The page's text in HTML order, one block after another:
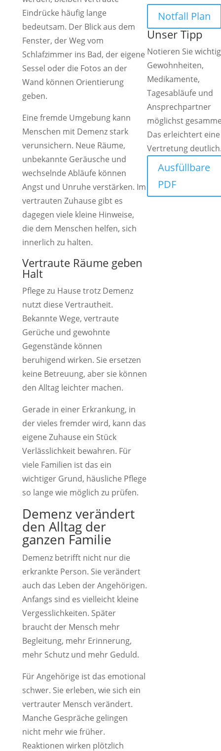
Eindrücke häufig lange
bedeutsam. Der Blick aus dem
Fenster, der Weg vom
Schlafzimmer ins Bad, der eigene
Sessel oder die Fotos an der
Wand können Orientierung
geben.
Eine fremde Umgebung kann
Menschen mit Demenz stark
verunsichern. Neue Räume,
unbekannte Geräusche und
wechselnde Abläufe können
Angst und Unruhe verstärken. Im
vertrauten Zuhause gibt es
dagegen viele kleine Hinweise,
die dem Menschen helfen, sich
innerlich zu halten.
Vertraute Räume geben
Halt
Pflege zu Hause trotz Demenz
nutzt diese Vertrautheit.
Bekannte Wege, vertraute
Gerüche und gewohnte
Gegenstände können
beruhigend wirken. Sie ersetzen
keine Betreuung, aber sie können
den Alltag leichter machen.
Gerade in einer Erkrankung, in
der vieles fremder wird, kann das
eigene Zuhause ein Stück
Verlässlichkeit bewahren. Für
viele Familien ist das ein
wichtiger Grund, häusliche Pflege
so lange wie möglich zu prüfen.
Demenz verändert
den Alltag der
ganzen Familie
Demenz betrifft nicht nur die
erkrankte Person. Sie verändert
auch das Leben der Angehörigen.
Anfangs sind es vielleicht kleine
Vergesslichkeiten. Später
braucht der Mensch mehr
Begleitung, mehr Erinnerung,
mehr Schutz und mehr Geduld.
Für Angehörige ist das emotional
schwer. Sie erleben, wie sich ein
vertrauter Mensch verändert.
Manche Gespräche gelingen
nicht mehr wie früher.
Reaktionen wirken plötzlich
Notfall Plan
Unser Tipp
Notieren Sie
Gewohnheiten,
Medikamente,
Tagesabläufe und
Ansprechpartner
möglichst
Das erleichtert eine
Vertretung
Ausfüllbare
PDF